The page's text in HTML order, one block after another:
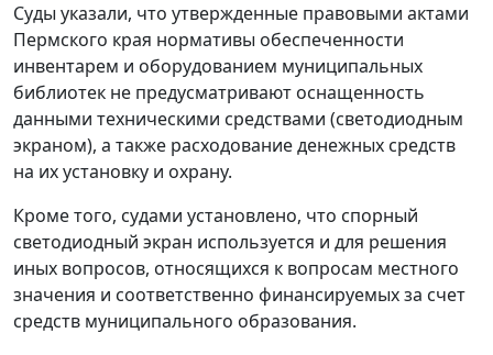
Суды указали, что утвержденные правовыми актами
Пермского края нормативы обеспеченности
инвентарем и оборудованием муниципальных
библиотек не предусматривают оснащенность
данными техническими средствами (светодиодным
экраном), а также расходование денежных средств
на их установку и охрану.
Кроме того, судами установлено, что спорный
светодиодный экран используется и для решения
иных вопросов, относящихся к вопросам местного
значения и соответственно финансируемых за счет
средств муниципального образования.